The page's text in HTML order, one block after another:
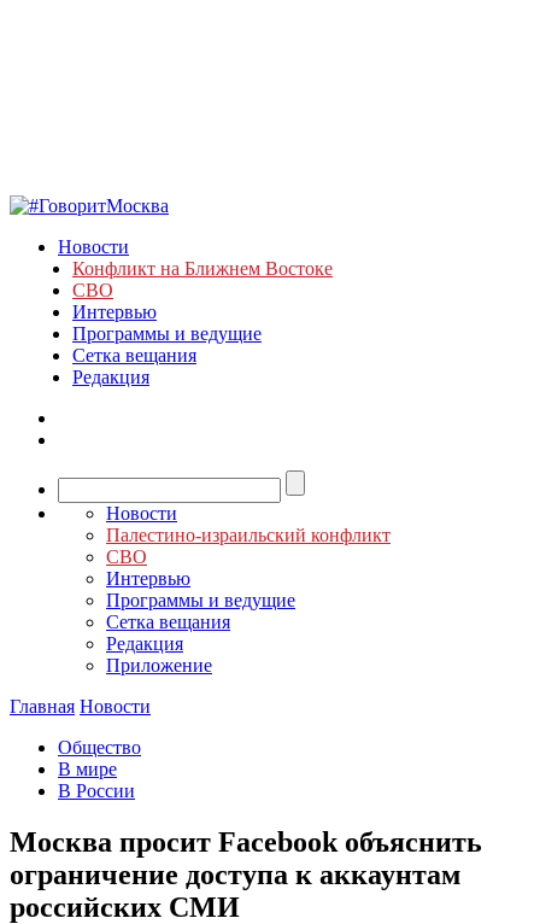
Новости
Конфликт на Ближнем Востоке
СВО
Интервью
Программы и ведущие
Сетка вещания
Редакция
Новости
Палестино-израильский конфликт
СВО
Интервью
Программы и ведущие
Сетка вещания
Редакция
Приложение
Главная Новости
Общество
В мире
В России
Москва просит Facebook объяснить
ограничение доступа к аккаунтам
российских СМИ